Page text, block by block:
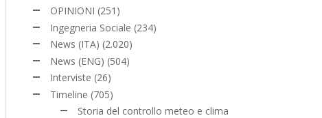
OPINIONI (251)
Ingegneria Sociale (234)
News (ITA) (2.020)
News (ENG) (504)
Interviste (26)
Timeline (705)
Storia del controllo meteo e clima